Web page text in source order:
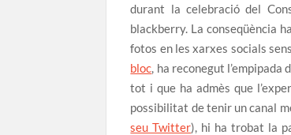
durant la celebració del
blackberry. La conseqüència
fotos en les xarxes socials
bloc, ha reconegut
tot i que ha admès que
possibilitat de tenir un canal
seu Twitter), hi ha trobat la